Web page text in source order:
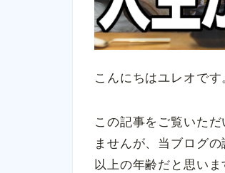
こんにちはユレオです
この記事をご覧いた
ませんが、当ブログ
以上の年齢だと思いま